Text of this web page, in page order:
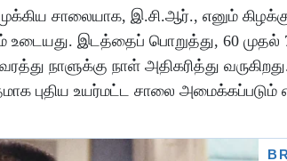
சாலையாக, இ.சி.ஆர்., எனும்
உடையது. இடத்தைப் பொறுத்து, 60
நாளுக்கு நாள் அதிகரித்து
புதிய உயர்மட்ட சாலை அமைக்கப்படும்